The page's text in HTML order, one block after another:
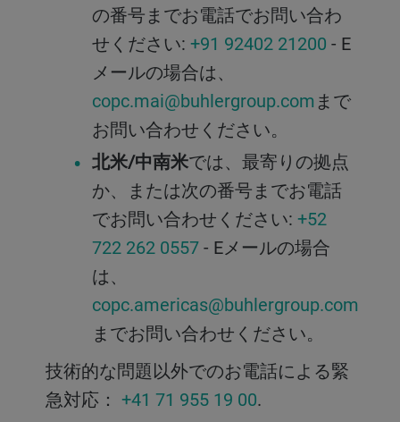
の番号までお電話でお問い合わ
せください: +91 92402 21200 - E
メールの場合は、
copc.mai@buhlergroup.com まで
お問い合わせください。
北米/中南米では、最寄りの拠点
か、または次の番号までお電話
でお問い合わせください: +52
722 262 0557- Eメールの場合
は、
copc.americas@buhlergroup.com
までお問い合わせください。
技術的な問題以外でのお電話による緊
急対応： +41 71 955 19 00.